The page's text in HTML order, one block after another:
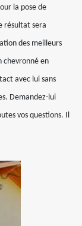
la pose de
résultat sera
des meilleurs
chevronné en
avec lui sans
Demandez-lui
vos questions. Il